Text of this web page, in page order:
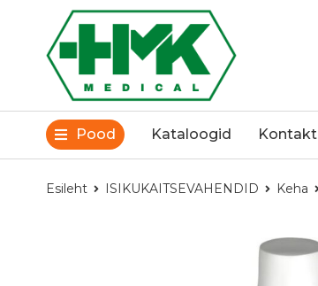
Pood Kataloogid Kontakt
Esileht ISIKUKAITSEVAHENDID Keha